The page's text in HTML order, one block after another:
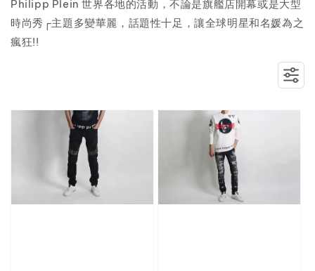
Philipp Plein 世界各地的活動，不論是旗艦店開幕或是大型
時尚秀┌主題多變華麗，話題性十足，讓全球明星和名媛為之
瘋狂!!